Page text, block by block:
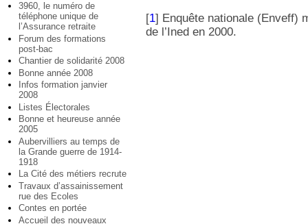
3960, le numéro de
téléphone unique de
l’Assurance retraite
Forum des formations
post-bac
Chantier de solidarité 2008
Bonne année 2008
Infos formation janvier
2008
Listes Électorales
Bonne et heureuse année
2005
Aubervilliers au temps de
la Grande guerre de 1914-
1918
La Cité des métiers recrute
Travaux d’assainissement
rue des Ecoles
Contes en portée
Accueil des nouveaux
[1] Enquête nationale (Enveff)
de l’Ined en 2000.